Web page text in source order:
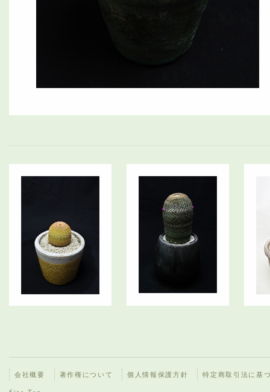
会社概要 著作権について 個人情報保護方針 特定商取引法に基